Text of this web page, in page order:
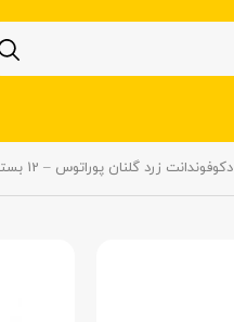
دکوفوندانت زرد گلنان پوراتوس – 12 بسته 1 کیلویی در کارتن عمده